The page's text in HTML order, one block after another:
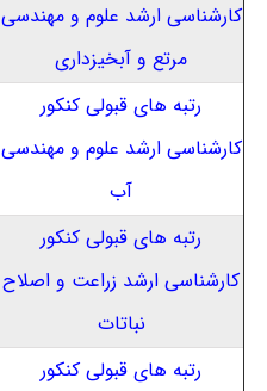
کارشناسی ارشد علوم و مهندسی
مرتع و آبخیزداری
رتبه های قبولی کنکور
کارشناسی ارشد علوم و مهندسی
آب
رتبه های قبولی کنکور
کارشناسی ارشد زراعت و اصلاح
نباتات
رتبه های قبولی کنکور